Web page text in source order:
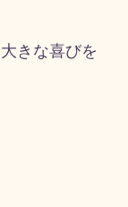
きな喜びを